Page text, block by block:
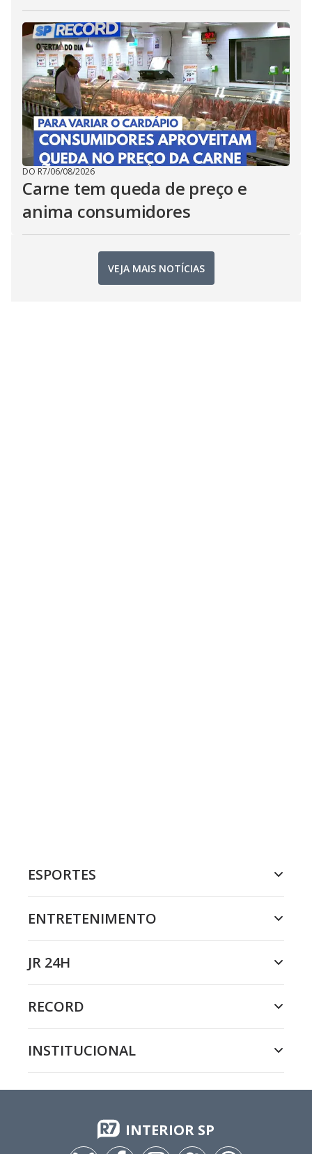
DO R7/06/08/2026
Carne tem queda de preço e
anima consumidores
VEJA MAIS NOTÍCIAS
ESPORTES
ENTRETENIMENTO
JR 24H
RECORD
INSTITUCIONAL
INTERIOR SP